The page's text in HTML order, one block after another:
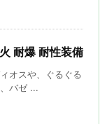
耐爆 耐性装備
オスや、ぐるぐる
バゼ ...